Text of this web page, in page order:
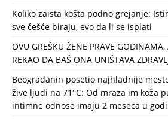
Koliko zaista košta podno grejanje:
sve češće biraju, evo da li se isplati
OVU GREŠKU ŽENE PRAVE
REKAO DA BAŠ ONA UNIŠTAVA
Beograđanin posetio najhladnije
žive ljudi na 71°C: Od mraza im koža
intimne odnose imaju 2 meseca u